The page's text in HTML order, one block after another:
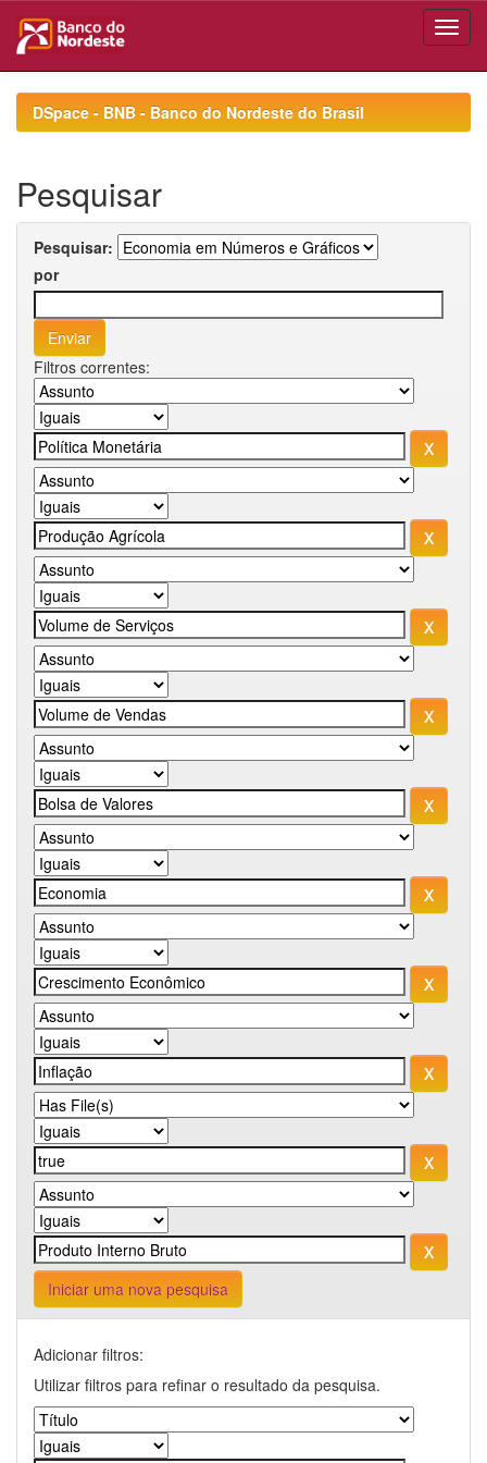
navigationDSpace - BNB - Banco do Nordeste do Brasil
Pesquisar
Pesquisar:
por
Filtros correntes:
Iniciar uma nova pesquisa
Adicionar filtros:
Utilizar filtros para refinar o resultado da pesquisa.